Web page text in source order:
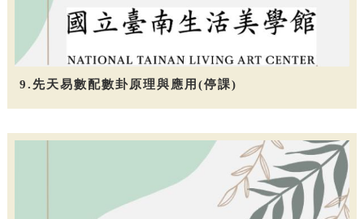
9.先天易數配數卦原理與應用(停課)